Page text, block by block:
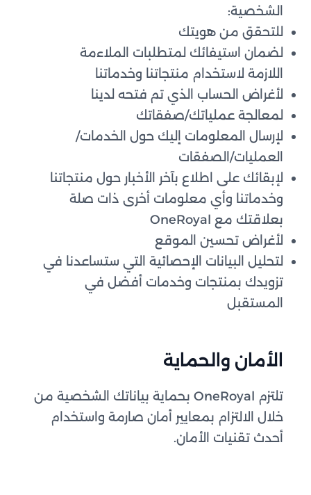
الشخصية:
للتحقق من هويتك
لضمان استيفائك لمتطلبات الملاءمة
اللازمة لاستخدام منتجاتنا وخدماتنا
لأغراض الحساب الذي تم فتحه لدينا
لمعالجة عملياتك/صفقاتك
لإرسال المعلومات إليك حول الخدمات/
العمليات/الصفقات
لإبقائك على اطلاع بآخر الأخبار حول منتجاتنا
وخدماتنا وأي معلومات أخرى ذات صلة
بعلاقتك مع OneRoyal
لأغراض تحسين الموقع
لتحليل البيانات الإحصائية التي ستساعدنا في
تزويدك بمنتجات وخدمات أفضل في
المستقبل
الأمان والحماية
تلتزم OneRoyal بحماية بياناتك الشخصية من
خلال الالتزام بمعايير أمان صارمة واستخدام
أحدث تقنيات الأمان.